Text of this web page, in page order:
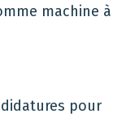
machine à
pour